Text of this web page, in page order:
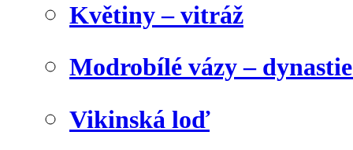
Květiny – vitráž
Modrobílé vázy –
Vikinská loď